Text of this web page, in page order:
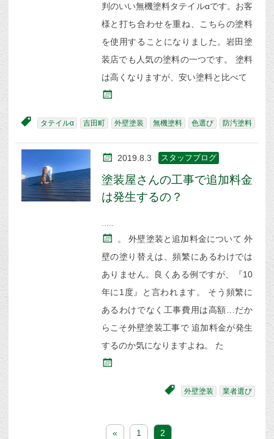
判のいい無機塗料タテイルαです。お客
様と打ち合わせを重ね、こちらの塗料
を使用することになりました。岩田塗
装店でも人気の塗料の一つです。 塗料
は高くなりますが、安い塗料と比べて
タテイルα 吉田町 外壁塗装 無機塗料 色選び 防汚塗料
2019.8.3 スタッフブログ
塗装屋さんの工事で追加料金
は発生するの？
。 外壁塗装と追加料金について 外
壁の塗り替えは、頻繁にあるわけでは
ありません。良くある例ですが、『10
年に1度』と言われます。 そう頻繁に
あるわけでなく工事費用は高額…だか
らこそ外壁塗装工事で 追加料金が発生
するのか気になりますよね。 た
外壁塗装 業者選び
« 1 2